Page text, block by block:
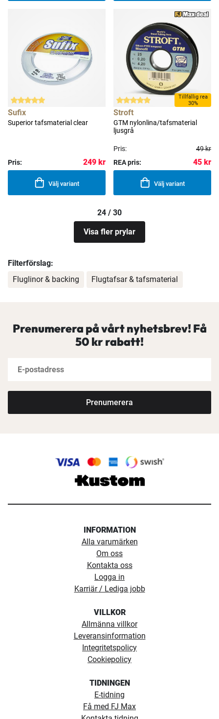
Sufix
Superior tafsmaterial clear
Pris: 249 kr
Välj variant
Tillfällig rea
30%
Stroft
GTM nylonlina/tafsmaterial
ljusgrå
Pris:
49 kr
REA pris:
45 kr
Välj variant
24 / 30
Visa fler prylar
Filterförslag:
Fluglinor & backing
Flugtafsar & tafsmaterial
Prenumerera på vårt nyhetsbrev! Få
50 kr rabatt!
Prenumerera
INFORMATION
Alla varumärken
Om oss
Kontakta oss
Logga in
Karriär / Lediga jobb
VILLKOR
Allmänna villkor
Leveransinformation
Integritetspolicy
Cookiepolicy
TIDNINGEN
E-tidning
Få med FJ Max